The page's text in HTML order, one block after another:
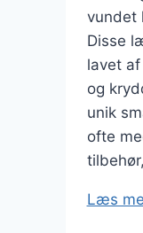
vundet
Disse
lavet
og
unik
ofte
Læs